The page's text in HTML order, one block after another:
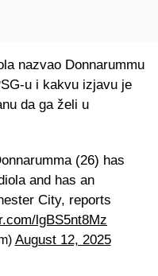
nazvao Donnarummu
u i kakvu izjavu je
da ga želi u
(26) has
and has an
City, reports
lgBS5nt8Mz
August 12, 2025